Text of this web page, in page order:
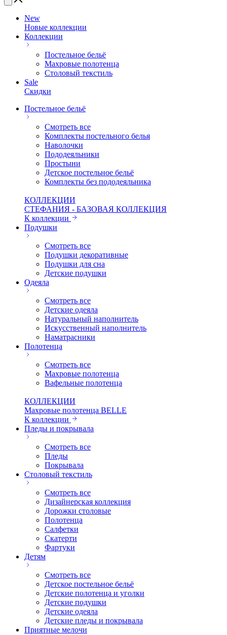
New
Новые коллекции
Коллекции
Постельное бельё
Махровые полотенца
Столовый текстиль
Sale
Скидки
Постельное бельё
Смотреть все
Комплекты постельного белья
Наволочки
Пододеяльники
Простыни
Детское постельное бельё
Комплекты без пододеяльника
КОЛЛЕКЦИИ
СТЕФАНИЯ - БАЗОВАЯ КОЛЛЕКЦИЯ
К коллекции
Подушки
Смотреть все
Подушки декоративные
Подушки для сна
Детские подушки
Одеяла
Смотреть все
Детские одеяла
Натуральный наполнитель
Искуcственный наполнитель
Наматрасники
Полотенца
Смотреть все
Махровые полотенца
Вафельные полотенца
КОЛЛЕКЦИИ
Махровые полотенца BELLE
К коллекции
Пледы и покрывала
Смотреть все
Пледы
Покрывала
Столовый текстиль
Смотреть все
Дизайнерская коллекция
Дорожки столовые
Полотенца
Салфетки
Скатерти
Фартуки
Детям
Смотреть все
Детское постельное бельё
Детские полотенца и уголки
Детские подушки
Детские одеяла
Детские пледы и покрывала
Приятные мелочи